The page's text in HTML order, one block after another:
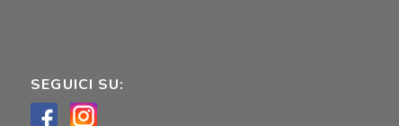
SEGUICI SU: